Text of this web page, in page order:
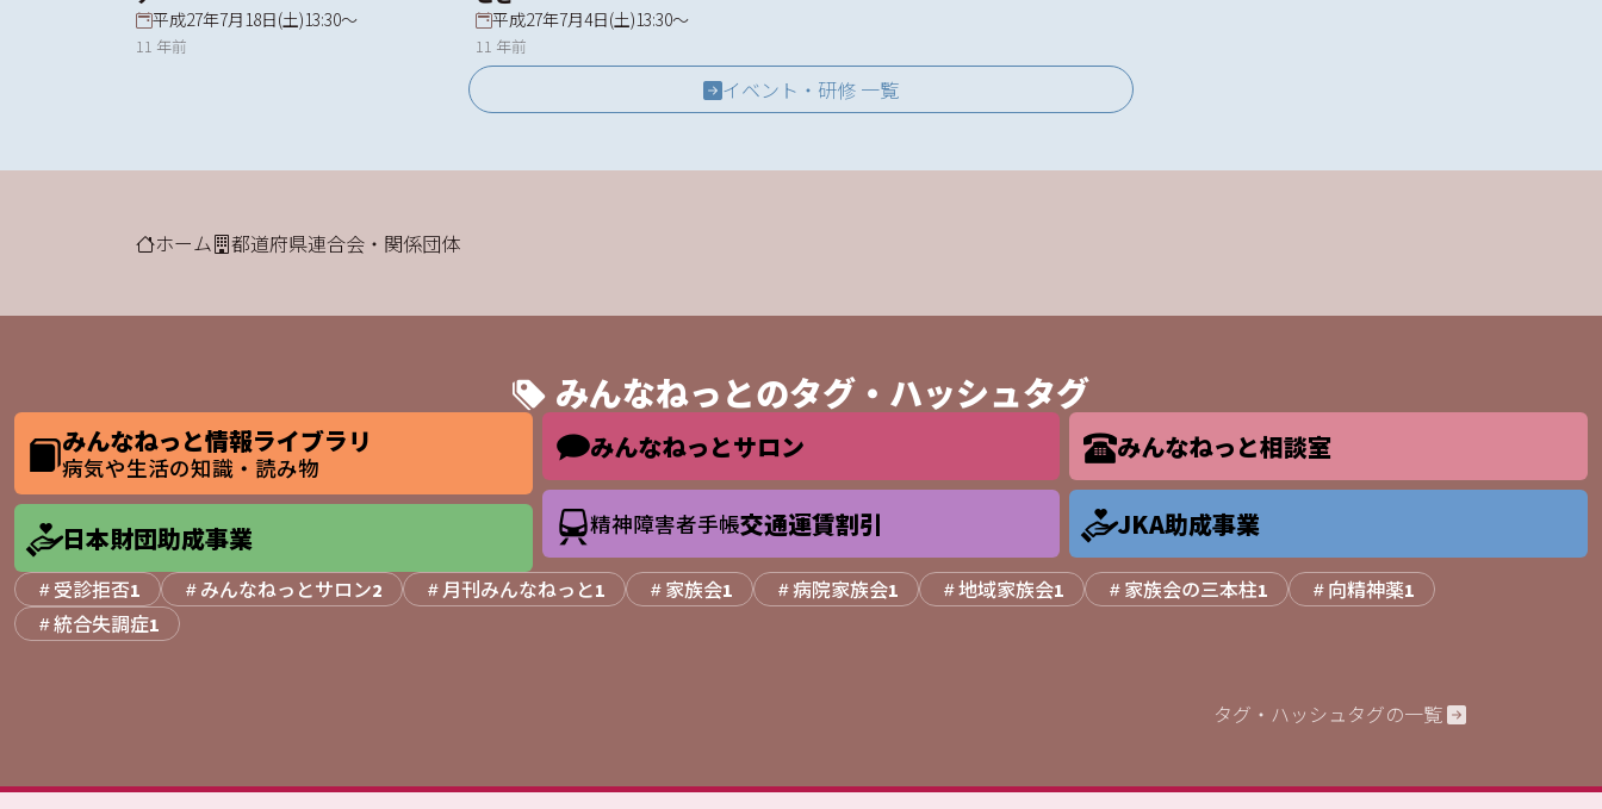
平成27年7月18日(土)13:30～
11 年前
平成27年7月4日(土)13:30～
11 年前
イベント・研修 一覧
ホーム 都道府県連合会・関係団体
みんなねっとのタグ・ハッシュタグ
みんなねっと情報ライブラリ
病気や生活の知識・読み物
みんなねっとサロン みんなねっと相談室
精神障害者手帳交通運賃割引 JKA助成事業
日本財団助成事業
受診拒否1 みんなねっとサロン2 月刊みんなねっと1 家族会1 病院家族会1 地域家族会1 家族会の三本柱1 向精神薬1
統合失調症1
タグ・ハッシュタグの一覧